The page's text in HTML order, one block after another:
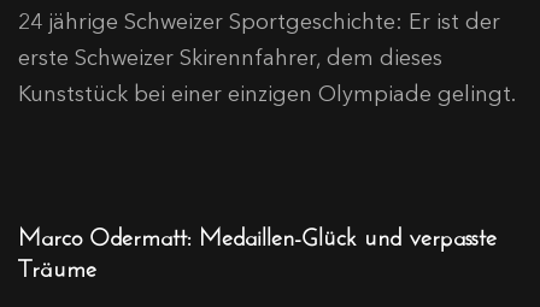
24 jährige Schweizer Sportgeschichte: Er ist der
erste Schweizer Skirennfahrer, dem dieses
Kunststück bei einer einzigen Olympiade gelingt.
Marco Odermatt: Medaillen-Glück und verpasste
Träume